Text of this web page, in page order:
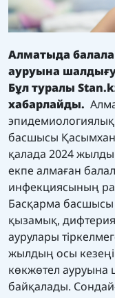
Алматыда
ауруына шалдығу
Бұл туралы
хабарлайды.
басшысы
қалада 2024
екпе алмаған
инфекциясының
Басқарма басшысы
қызамық,
аурулары
жылдың осы
көкжөтел ауруына
байқалады.